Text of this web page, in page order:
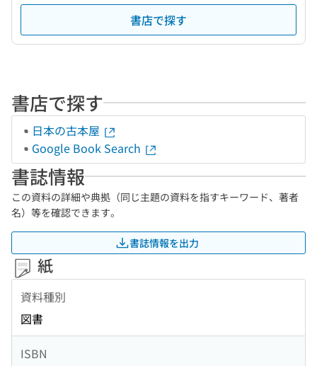
書店で探す
書店で探す
日本の古本屋
Google Book Search
書誌情報
この資料の詳細や典拠（同じ主題の資料を指すキーワード、著者
名）等を確認できます。
書誌情報を出力
紙
資料種別
図書
ISBN